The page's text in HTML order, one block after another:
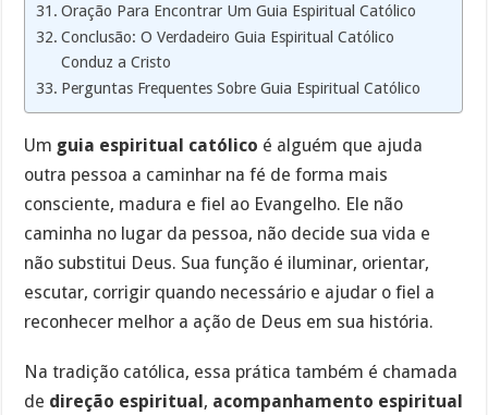
Oração Para Encontrar Um Guia Espiritual Católico
Conclusão: O Verdadeiro Guia Espiritual Católico
Conduz a Cristo
Perguntas Frequentes Sobre Guia Espiritual Católico
Um guia espiritual católico é alguém que ajuda
outra pessoa a caminhar na fé de forma mais
consciente, madura e fiel ao Evangelho. Ele não
caminha no lugar da pessoa, não decide sua vida e
não substitui Deus. Sua função é iluminar, orientar,
escutar, corrigir quando necessário e ajudar o fiel a
reconhecer melhor a ação de Deus em sua história.
Na tradição católica, essa prática também é chamada
de direção espiritual , acompanhamento espiritual